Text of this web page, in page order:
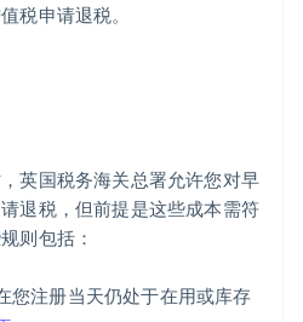
税申请退税。
英国税务海关总署允许您对早
退税，但前提是这些成本需符
则包括：
您注册当天仍处于在用或库存